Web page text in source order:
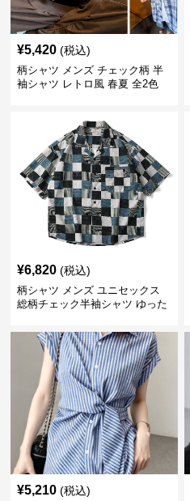
¥5,420 (税込)
柄シャツ メンズ チェック柄 半
袖シャツ レトロ風 春夏 全2色
¥6,820 (税込)
柄シャツ メンズ ユニセックス
総柄チェック半袖シャツ ゆった
¥5,210 (税込)